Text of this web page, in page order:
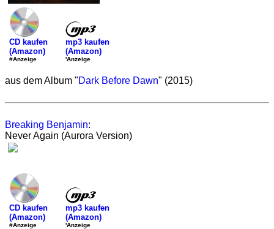
CD kaufen
(Amazon)
#Anzeige
mp3 kaufen
(Amazon)
'Anzeige
aus dem Album "Dark Before Dawn" (2015)
Breaking Benjamin:
Never Again (Aurora Version)
CD kaufen
(Amazon)
#Anzeige
mp3 kaufen
(Amazon)
'Anzeige